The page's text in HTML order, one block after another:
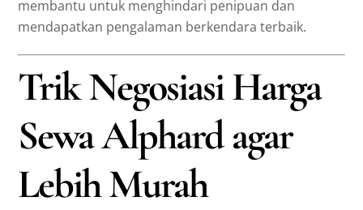
membantu untuk menghindari penipuan dan
mendapatkan pengalaman berkendara terbaik.
Trik Negosiasi Harga
Sewa Alphard agar
Lebih Murah